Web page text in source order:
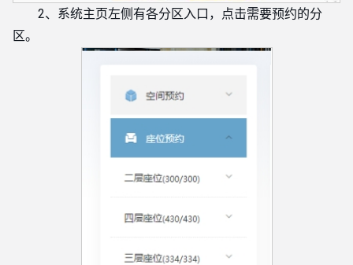
2、系统主页左侧有各分区入口，点击需要预约的分
区。